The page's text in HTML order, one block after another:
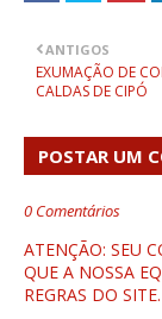
ANTIGOS
EXUMAÇÃO DE
CALDAS DE CIPÓ
POSTAR UM
0 Comentários
ATENÇÃO: SEU
QUE A NOSSA
REGRAS DO SITE.